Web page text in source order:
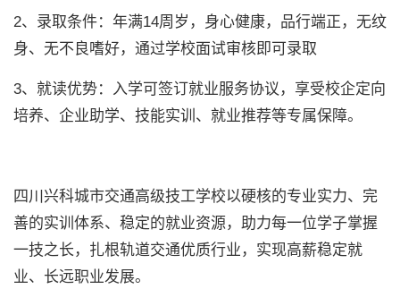
2、录取条件：年满14周岁，身心健康，品行端正，无纹
身、无不良嗜好，通过学校面试审核即可录取
3、就读优势：入学可签订就业服务协议，享受校企定向
培养、企业助学、技能实训、就业推荐等专属保障。
四川兴科城市交通高级技工学校以硬核的专业实力、完
善的实训体系、稳定的就业资源，助力每一位学子掌握
一技之长，扎根轨道交通优质行业，实现高薪稳定就
业、长远职业发展。